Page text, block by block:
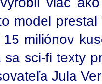
model
miliónov
sa sci-fi texty
Jula